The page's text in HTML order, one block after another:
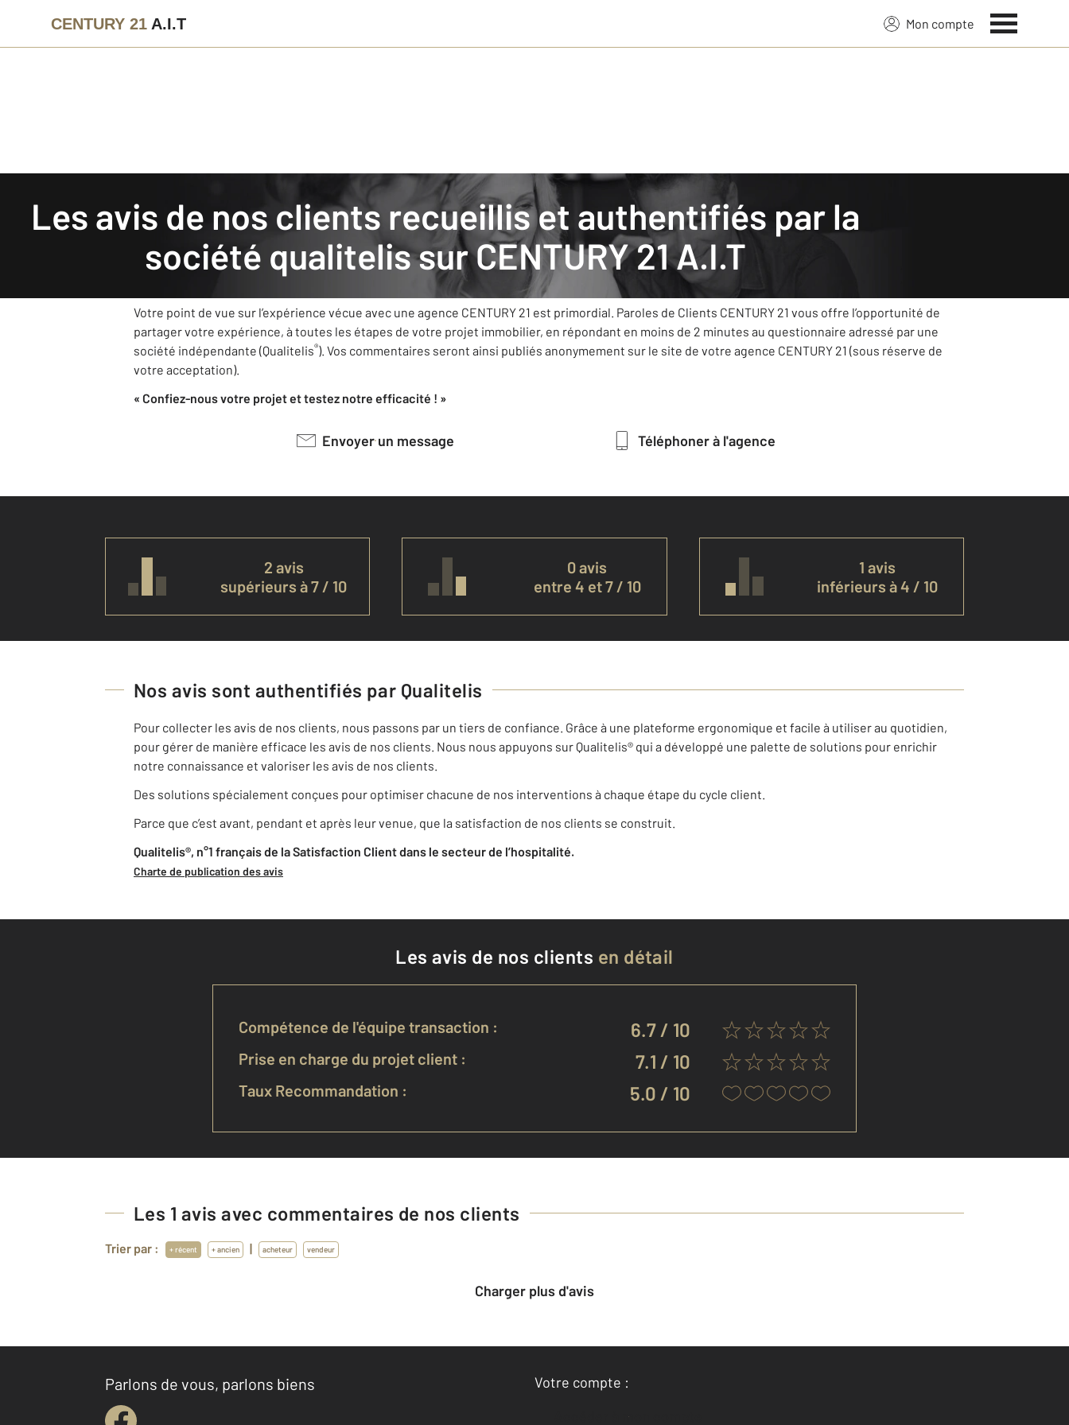
CENTURY 21 A.I.T Mon compte
Les avis de nos clients recueillis et authentifiés par la
société qualitelis surCENTURY 21 A.I.T
CENTURY 21 A.I.T: nos clients donnent leurs avis
Notre agence CENTURY 21 A.I.T s’est fixée comme priorité de vous apporter le meilleur service et mettra tout en œuvre pour s’améliorer grâce à vos
Votre point de vue sur l’expérience vécue avec une agence CENTURY 21 est primordial. Paroles de Clients CENTURY 21 vous offre l’opportunité de
partager votre expérience, à toutes les étapes de votre projet immobilier, en répondant en moins de 2 minutes au questionnaire adressé par une
société indépendante (Qualitelis®). Vos commentaires seront ainsi publiés anonymement sur le site de votre agence CENTURY 21 (sous réserve de
votre acceptation).
« Confiez-nous votre projet et testez notre efficacité ! »
Envoyer un message Téléphoner à l'agence
2 avis
supérieurs à 7 / 10
0 avis
entre 4 et 7 / 10
1 avis
inférieurs à 4 / 10
Nos avis sont authentifiés par Qualitelis
Pour collecter les avis de nos clients, nous passons par un tiers de confiance. Grâce à une plateforme ergonomique et facile à utiliser au quotidien,
pour gérer de manière efficace les avis de nos clients. Nous nous appuyons sur Qualitelis® qui a développé une palette de solutions pour enrichir
notre connaissance et valoriser les avis de nos clients.
Des solutions spécialement conçues pour optimiser chacune de nos interventions à chaque étape du cycle client.
Parce que c’est avant, pendant et après leur venue, que la satisfaction de nos clients se construit.
Qualitelis®, n°1 français de la Satisfaction Client dans le secteur de l’hospitalité.
Charte de publication des avis
Les avis de nos clients en détail
Compétence de l'équipe transaction : 6.7 / 10
Prise en charge du projet client : 7.1 / 10
Taux Recommandation : 5.0 / 10
Les 1 avis avec commentaires de nos clients
Trier par : + récent + ancien | acheteur vendeur
Charger plus d'avis
Parlons de vous, parlons biens
Votre compte :
Accéder à mon compte